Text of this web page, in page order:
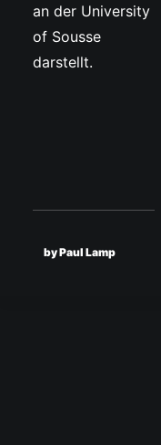
an der University
of Sousse
darstellt.
by Paul Lamp